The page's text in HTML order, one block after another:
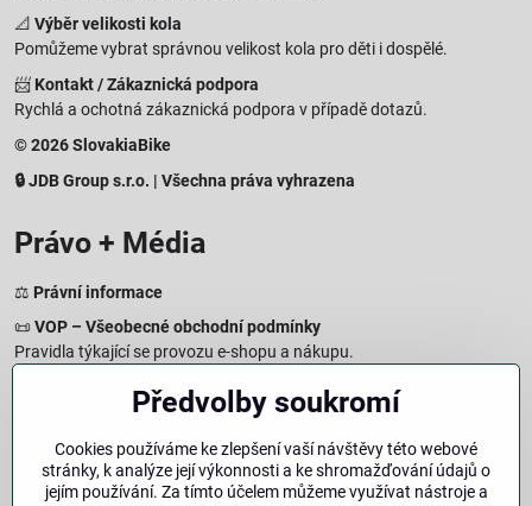
📐 Výběr velikosti kola
Pomůžeme vybrat správnou velikost kola pro děti i dospělé.
📨 Kontakt / Zákaznická podpora
Rychlá a ochotná zákaznická podpora v případě dotazů.
© 2026 SlovakiaBike
🔒 JDB Group s.r.o. | Všechna práva vyhrazena
Právo + Média
⚖️ Právní informace
📜VOP – Všeobecné obchodní podmínky
Pravidla týkající se provozu e-shopu a nákupu.
Zásady zpracování osobních údajů
Jak chráníme a zpracováváme vaše osobní údaje.
Informace o cookies
Informace o používaných cookies a zpracování údajů na webu.
Předvolby soukromí
Cookies používáme ke zlepšení vaší návštěvy této webové
stránky, k analýze její výkonnosti a ke shromažďování údajů o
jejím používání. Za tímto účelem můžeme využívat nástroje a